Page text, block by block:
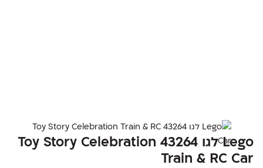
Lego לגו 43264 Toy Story Celebration
Train & RC Car